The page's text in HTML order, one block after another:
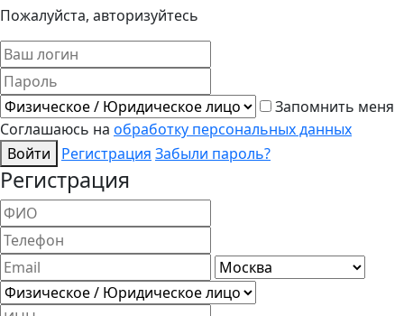
Пожалуйста, авторизуйтесь
Запомнить меня
Соглашаюсь на обработку персональных данных
Войти
Регистрация Забыли пароль?
Регистрация